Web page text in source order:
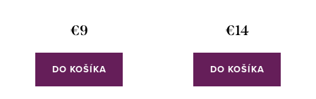
€9
DO KOŠÍKA
€14
DO KOŠÍKA